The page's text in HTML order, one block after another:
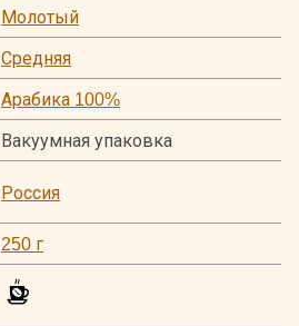
Молотый
Средняя
Арабика 100%
Вакуумная упаковка
Россия
250 г